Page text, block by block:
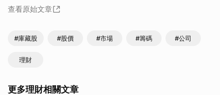
查看原始文章
#庫藏股 #股價 #市場 #籌碼 #公司
理財
更多理財相關文章